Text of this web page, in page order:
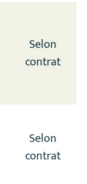
Selon
contrat
Selon
contrat